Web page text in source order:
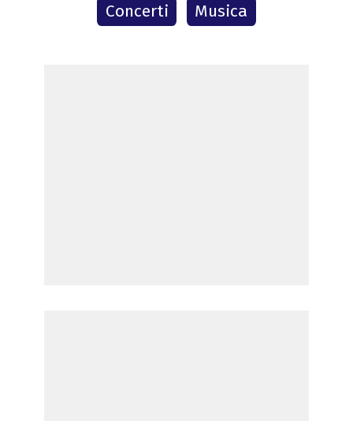
Concerti Musica